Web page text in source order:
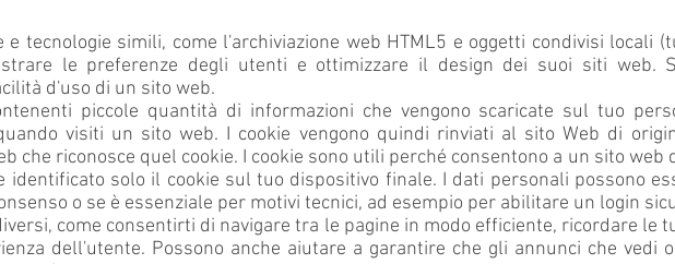
e tecnologie simili, come l'archiviazione web HTML5 e oggetti condivisi locali
le preferenze degli utenti e ottimizzare il design dei suoi siti web.
d'uso di un sito web.
piccole quantità di informazioni che vengono scaricate sul tuo
visiti un sito web. I cookie vengono quindi rinviati al sito Web di
che riconosce quel cookie. I cookie sono utili perché consentono a un sito web
identificato solo il cookie sul tuo dispositivo finale. I dati personali possono
o se è essenziale per motivi tecnici, ad esempio per abilitare un login
come consentirti di navigare tra le pagine in modo efficiente, ricordare le
dell'utente. Possono anche aiutare a garantire che gli annunci che vedi